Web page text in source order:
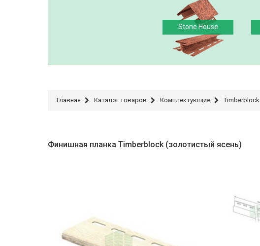
Stone House
Главная Каталог товаров Комплектующие Timberblock
Финишная планка Timberblock (золотистый ясень)